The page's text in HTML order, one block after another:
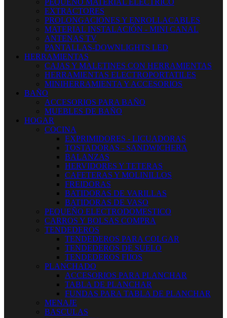
PEQUEÑO MATERIAL ELECTRICO
EXTRACTORES
PROLONGACIONES Y ENROLLACABLES
MATERIAL INSTALACIÓN - MINI CANAL
ANTENAS TV
PANTALLAS-DOWNLIGHTS LED
HERRAMIENTAS
CAJAS Y MALETINES CON HERRAMIENTAS
HERRAMIENTAS ELECTROPORTATILES
MINIHERRAMIENTA Y ACCESORIOS
BAÑO
ACCESORIOS PARA BAÑO
MUEBLES DE BAÑO
HOGAR
COCINA
EXPRIMIDORES - LICUADORAS
TOSTADORAS - SANDWICHERA
BALANZAS
HERVIDORES Y TETERAS
CAFETERAS Y MOLINILLOS
FREIDORAS
BATIDORAS DE VARILLAS
BATIDORAS DE VASO
PEQUEÑO ELECTRODOMESTICO
CARROS Y BOLSAS COMPRA
TENDEDEROS
TENDEDEROS PARA COLGAR
TENDEDEROS DE SUELO
TENDEDEROS FIJOS
PLANCHADO
ACCESORIOS PARA PLANCHAR
TABLA DE PLANCHAR
FUNDAS PARA TABLA DE PLANCHAR
MENAJE
BASCULAS